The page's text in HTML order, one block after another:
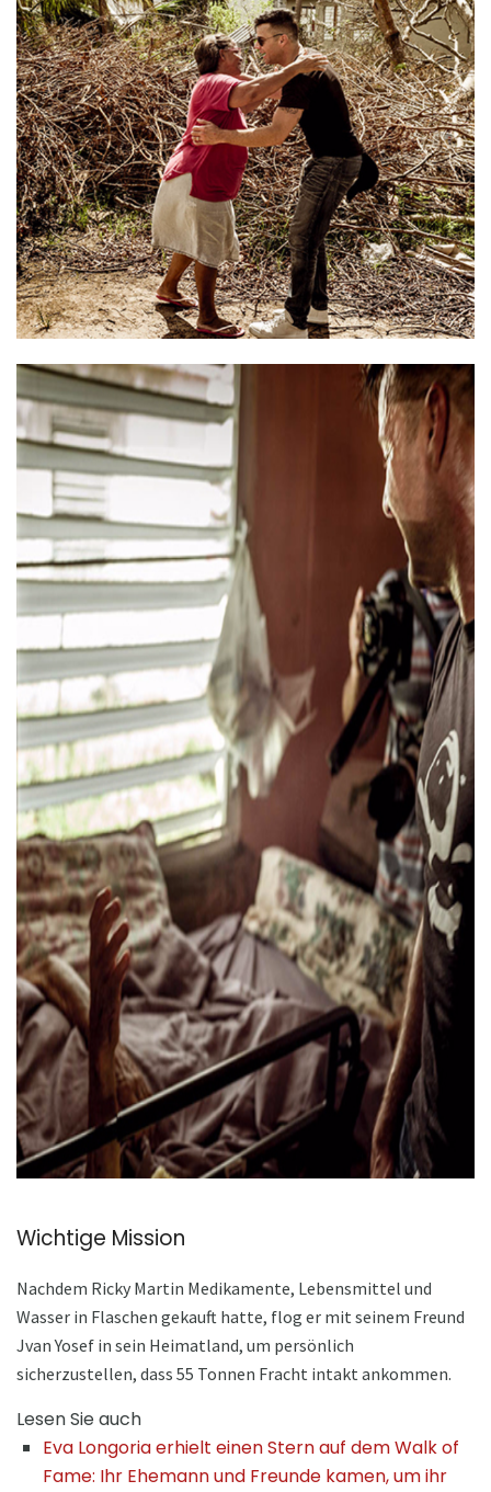
ad
Wichtige Mission
Nachdem Ricky Martin Medikamente, Lebensmittel und
Wasser in Flaschen gekauft hatte, flog er mit seinem Freund
Jvan Yosef in sein Heimatland, um persönlich
sicherzustellen, dass 55 Tonnen Fracht intakt ankommen.
Lesen Sie auch
Eva Longoria erhielt einen Stern auf dem Walk of
Fame: Ihr Ehemann und Freunde kamen, um ihr